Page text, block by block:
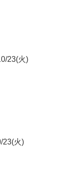
23(火)
23(火)